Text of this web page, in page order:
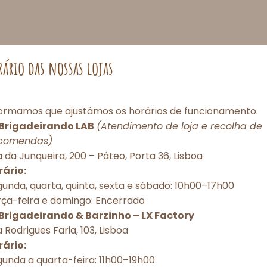
as melhores experiências, utilizamos tecnologias como cookies
e/ou acessar informações do dispositivo. O consentimento com essas
processar dados como comportamento de navegação ou IDs únicos
ou a retirada do consentimento podem afetar negativamente
e funções.
todos Recusar todos
das nossas lojas
que ajustámos os horários de funcionamento.
LAB (Atendimento de loja e recolha de
da Junqueira, 200 – Páteo, Porta 36, Lisboa
quarta, quinta, sexta e sábado: 10h00–17h00
feira e domingo: Encerrado
& Barzinho – LX Factory
Rodrigues Faria, 103, Lisboa
a quarta-feira: 11h00–19h00